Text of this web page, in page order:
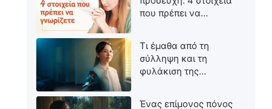
που πρέπει να
Τι έμαθα από τη
σύλληψη και τη
φυλάκιση της
Ένας επίμονος πόνος